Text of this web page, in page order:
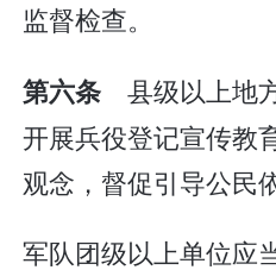
监督检查。
第六条县级以上地
开展兵役登记宣传教
观念，督促引导公民
军队团级以上单位应